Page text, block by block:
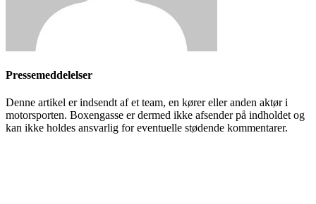
Pressemeddelelser
Denne artikel er indsendt af et team, en kører eller anden aktør i
motorsporten. Boxengasse er dermed ikke afsender på indholdet og
kan ikke holdes ansvarlig for eventuelle stødende kommentarer.